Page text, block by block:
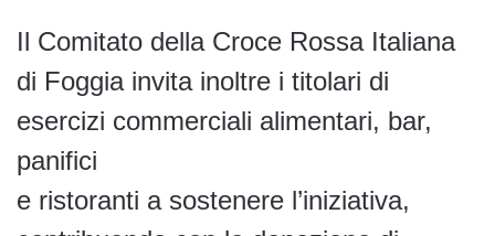
Il Comitato della Croce Rossa Italiana
di Foggia invita inoltre i titolari di
esercizi commerciali alimentari, bar,
panifici
e ristoranti a sostenere l’iniziativa,